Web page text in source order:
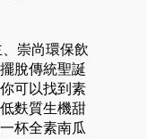
崇尚環保飲
脫傳統聖誕
可以找到素
麩質生機甜
杯全素南瓜